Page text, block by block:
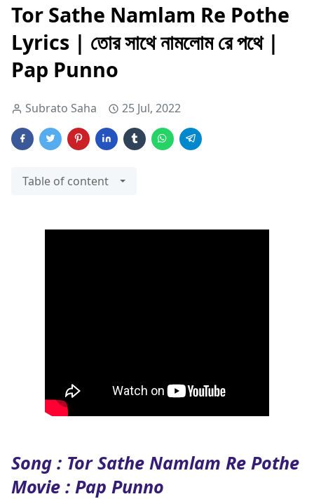
Tor Sathe Namlam Re Pothe
Lyrics | তোর সাথে নামলোম রে পথে |
Pap Punno
Subrato Saha 25 Jul, 2022
Table of content
Song : Tor Sathe Namlam Re Pothe
Movie : Pap Punno